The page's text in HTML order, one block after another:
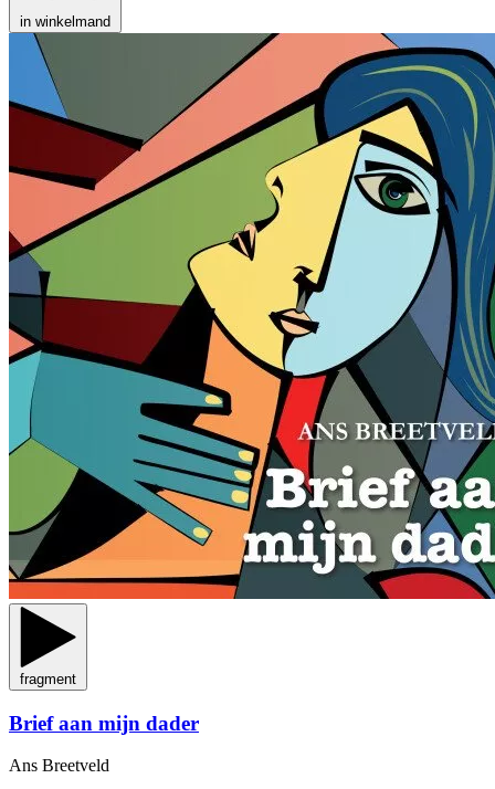
in winkelmand
fragment
Brief aan mijn dader
Ans Breetveld